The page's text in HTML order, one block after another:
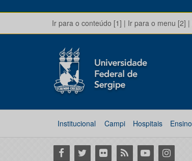
Ir para o conteúdo [1] | Ir para o menu [2] |
Institucional Campi Hospitais Ensino
Facebook
Twitter Flickr RSS YoutubeInstagram